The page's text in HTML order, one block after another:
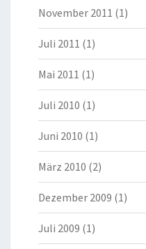
November 2011 (1)
Juli 2011 (1)
Mai 2011 (1)
Juli 2010 (1)
Juni 2010 (1)
März 2010 (2)
Dezember 2009 (1)
Juli 2009 (1)